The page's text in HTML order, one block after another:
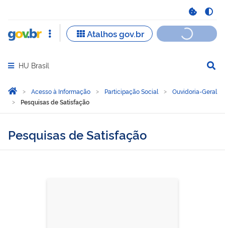
Abrir menu principal de navegação
HU Brasil
Você está aqui:
Página Inicial
Acesso à Informação Participação Social
Ouvidoria-Geral
Pesquisas de Satisfação
Pesquisas de Satisfação